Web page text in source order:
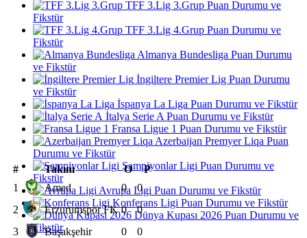
TFF 3.Lig 3.Grup Puan Durumu ve
Fikstür
TFF 3.Lig 4.Grup Puan Durumu ve
Fikstür
Almanya Bundesliga Puan Durumu
ve Fikstür
İngiltere Premier Lig Puan Durumu
ve Fikstür
İspanya La Liga Puan Durumu ve Fikstür
İtalya Serie A Puan Durumu ve Fikstür
Fransa Ligue 1 Puan Durumu ve Fikstür
Azerbaijan Premyer Liqa Puan
Durumu ve Fikstür
Şampiyonlar Ligi Puan Durumu ve
Fikstür
Avrupa Ligi Puan Durumu ve Fikstür
Konferans Ligi Puan Durumu ve Fikstür
Dünya Kupası 2026 Puan Durumu ve
Fikstür
# Takım O
P
1
Amed 0
0
2
Erzurumspor FK 0
0
3
Başakşehir 0
0